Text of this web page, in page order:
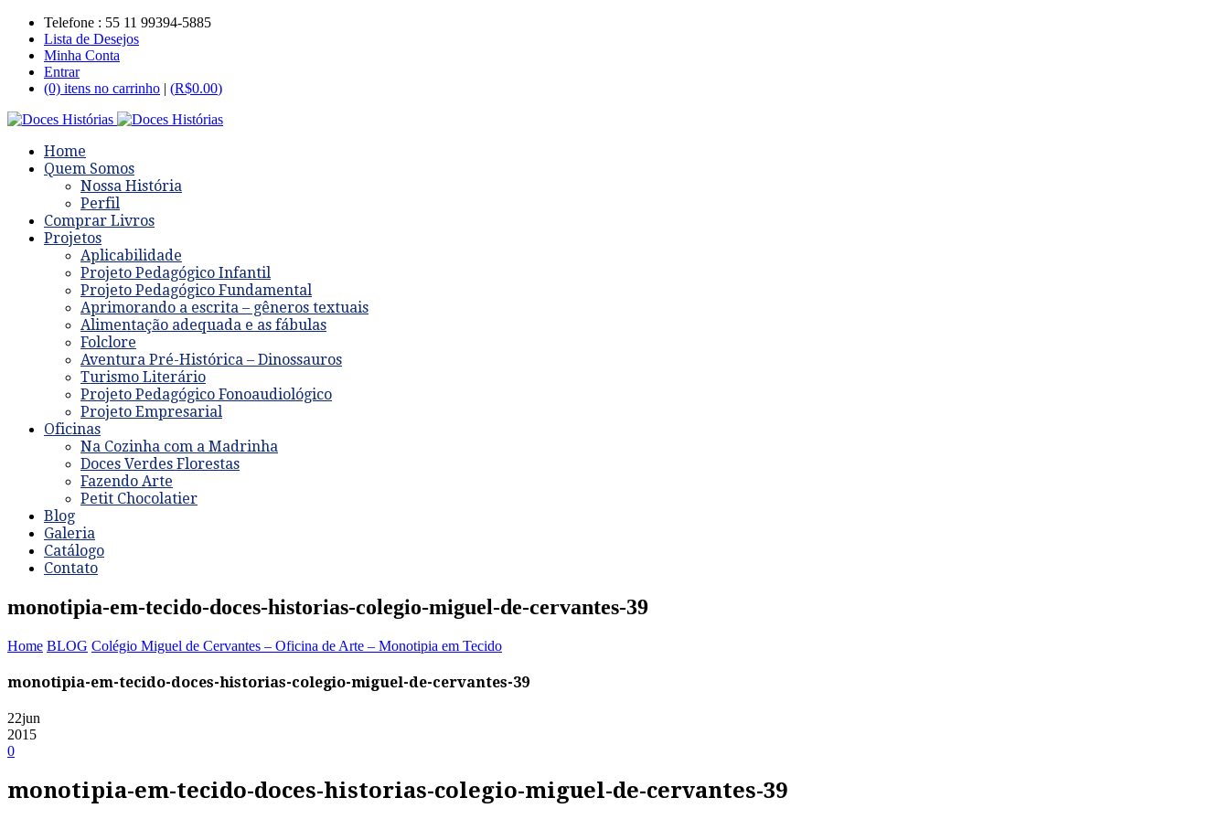
Telefone : 55 11 99394-5885
Lista de Desejos
Minha Conta
Entrar
(0) itens no carrinho | (R$0.00)
Home
Quem Somos
Nossa História
Perfil
Comprar Livros
Projetos
Aplicabilidade
Projeto Pedagógico Infantil
Projeto Pedagógico Fundamental
Aprimorando a escrita – gêneros textuais
Alimentação adequada e as fábulas
Folclore
Aventura Pré-Histórica – Dinossauros
Turismo Literário
Projeto Pedagógico Fonoaudiológico
Projeto Empresarial
Oficinas
Na Cozinha com a Madrinha
Doces Verdes Florestas
Fazendo Arte
Petit Chocolatier
Blog
Galeria
Catálogo
Contato
monotipia-em-tecido-doces-historias-colegio-miguel-de-cervantes-39
Home BLOG Colégio Miguel de Cervantes – Oficina de Arte – Monotipia em Tecido
monotipia-em-tecido-doces-historias-colegio-miguel-de-cervantes-39
22jun
2015
0
monotipia-em-tecido-doces-historias-colegio-miguel-de-cervantes-39